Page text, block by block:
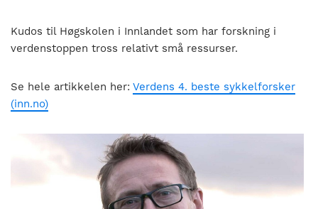
Kudos til Høgskolen i Innlandet som har forskning i
verdenstoppen tross relativt små ressurser.
Se hele artikkelen her: Verdens 4. beste sykkelforsker
(inn.no)